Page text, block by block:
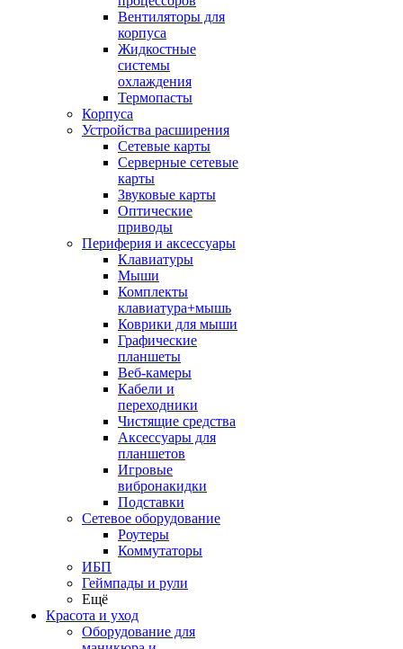
Вентиляторы для
корпуса
Жидкостные
системы
охлаждения
Термопасты
Корпуса
Устройства расширения
Сетевые карты
Серверные сетевые
карты
Звуковые карты
Оптические
приводы
Периферия и аксессуары
Клавиатуры
Мыши
Комплекты
клавиатура+мышь
Коврики для мыши
Графические
планшеты
Веб-камеры
Кабели и
переходники
Чистящие средства
Аксессуары для
планшетов
Игровые
вибронакидки
Подставки
Сетевое оборудование
Роутеры
Коммутаторы
ИБП
Геймпады и рули
Ещё
Красота и уход
Оборудование для